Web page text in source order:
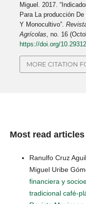
Miguel. 2017.
Para La producción
Y Monocultivo”.
Agrícolas , no. 16
https://doi.org/
MORE CITATION
Most read
Ranulfo Cruz
Miguel Uribe
financiera y
tradicional café-